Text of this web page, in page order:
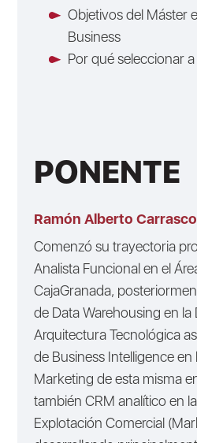
Objetivos del Máster
Business
Por qué seleccionar a
PONENTE
Ramón Alberto Carrasco
Comenzó su trayectoria
Analista Funcional en el
CajaGranada,
de Data Warehousing en la
Arquitectura Tecnológica
de Business Intelligence en
Marketing de esta misma
también CRM analítico en
Explotación Comercial